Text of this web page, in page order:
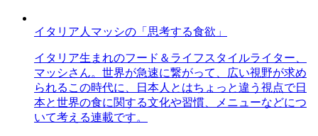
イタリア人マッシの「思考する食欲」
イタリア生まれのフード＆ライフスタイルライター、
マッシさん。世界が急速に繋がって、広い視野が求め
られるこの時代に、日本人とはちょっと違う視点で日
本と世界の食に関する文化や習慣、メニューなどにつ
いて考える連載です。